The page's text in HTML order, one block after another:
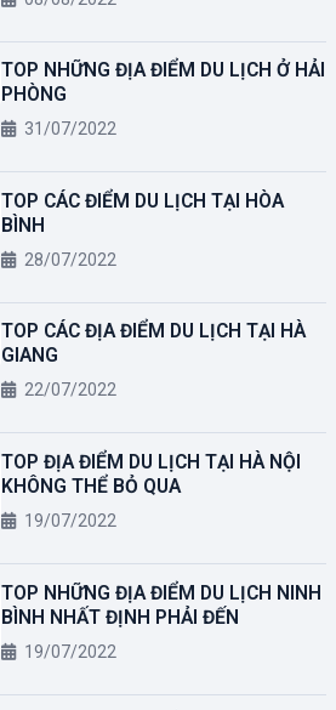
TOP NHỮNG ĐỊA ĐIỂM DU LỊCH Ở HẢI
PHÒNG
31/07/2022
TOP CÁC ĐIỂM DU LỊCH TẠI HÒA
BÌNH
28/07/2022
TOP CÁC ĐỊA ĐIỂM DU LỊCH TẠI HÀ
GIANG
22/07/2022
TOP ĐỊA ĐIỂM DU LỊCH TẠI HÀ NỘI
KHÔNG THỂ BỎ QUA
19/07/2022
TOP NHỮNG ĐỊA ĐIỂM DU LỊCH NINH
BÌNH NHẤT ĐỊNH PHẢI ĐẾN
19/07/2022